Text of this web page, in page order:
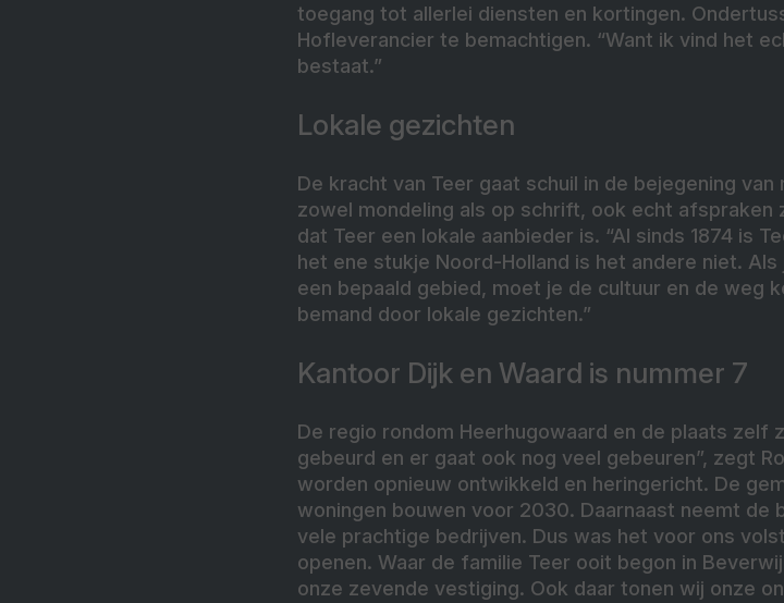
toegang tot allerlei diensten en kortingen.
Hofleverancier te bemachtigen. “Want ik vind het
bestaat.”
Lokale gezichten
De kracht van Teer gaat schuil in de bejegening
zowel mondeling als op schrift, ook echt afspraken
dat Teer een lokale aanbieder is. “Al sinds 1874 is
het ene stukje Noord-Holland is het andere niet.
een bepaald gebied, moet je de cultuur en de weg
bemand door lokale gezichten.”
Kantoor Dijk en Waard is nummer 7
De regio rondom Heerhugowaard en de plaats zelf
gebeurd en er gaat ook nog veel gebeuren”, zegt
worden opnieuw ontwikkeld en heringericht. De
woningen bouwen voor 2030. Daarnaast neemt
vele prachtige bedrijven. Dus was het voor ons
openen. Waar de familie Teer ooit begon in
onze zevende vestiging. Ook daar tonen wij onze